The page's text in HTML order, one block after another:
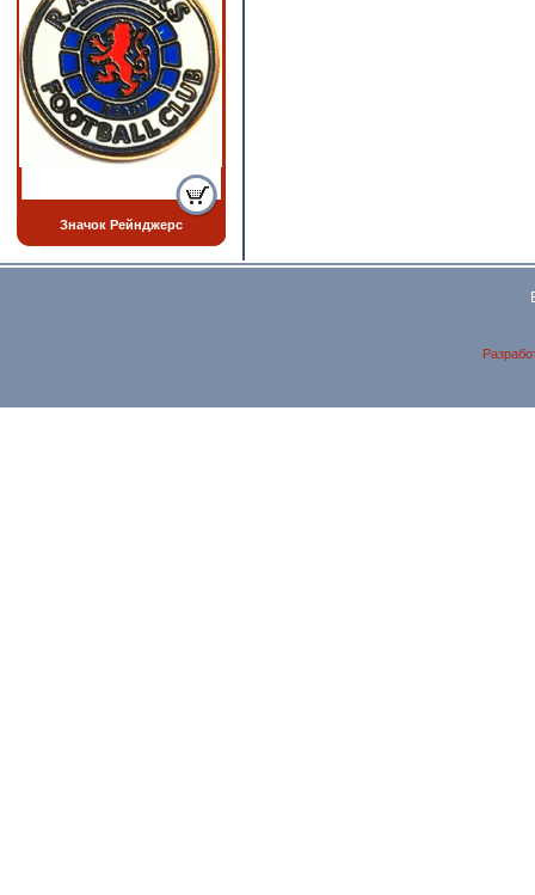
Значок Рейнджерс